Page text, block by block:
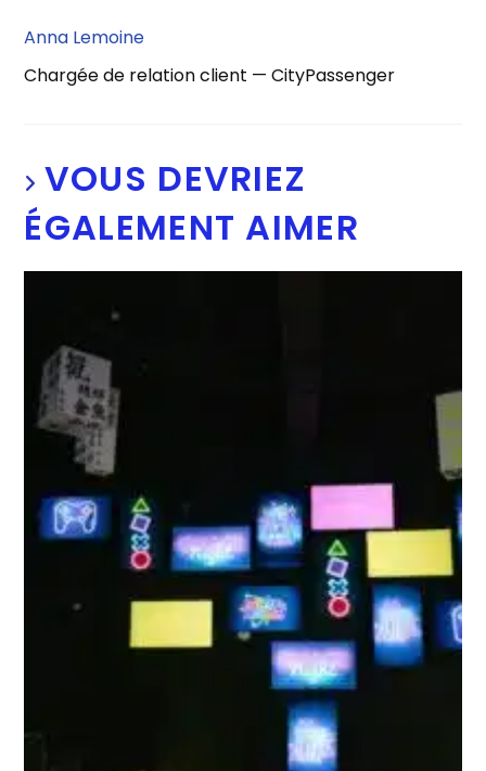
Anna Lemoine
Chargée de relation client — CityPassenger
VOUS DEVRIEZ
ÉGALEMENT AIMER